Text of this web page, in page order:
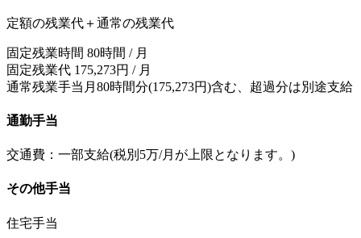
定額の残業代＋通常の残業代
固定残業時間 80時間 / 月
固定残業代 175,273円 / 月
通常残業手当月80時間分(175,273円)含む、超過分は別途支給
通勤手当
交通費：一部支給(税別5万/月が上限となります。)
その他手当
住宅手当